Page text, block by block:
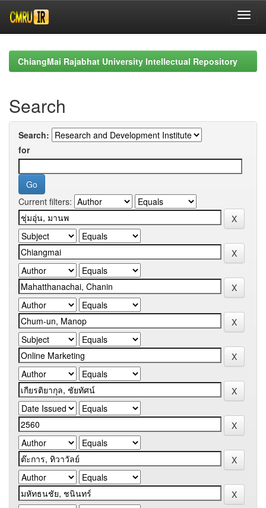
navigationChiangMai Rajabhat University Intellectual Repository
Search
Search:
for
Current filters: